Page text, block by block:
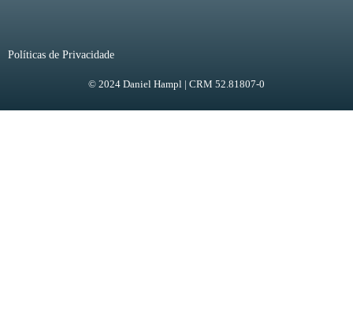
Políticas de Privacidade
© 2024 Daniel Hampl | CRM 52.81807-0